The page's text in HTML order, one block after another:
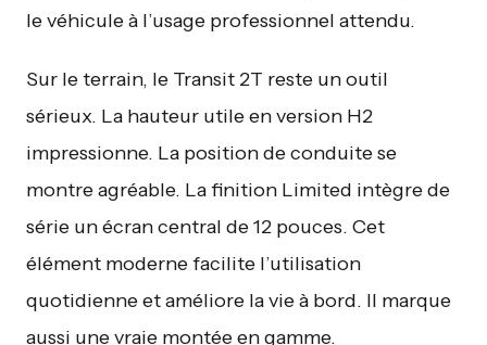
le véhicule à l’usage professionnel attendu.
Sur le terrain, le Transit 2T reste un outil
sérieux. La hauteur utile en version H2
impressionne. La position de conduite se
montre agréable. La finition Limited intègre de
série un écran central de 12 pouces. Cet
élément moderne facilite l’utilisation
quotidienne et améliore la vie à bord. Il marque
aussi une vraie montée en gamme.